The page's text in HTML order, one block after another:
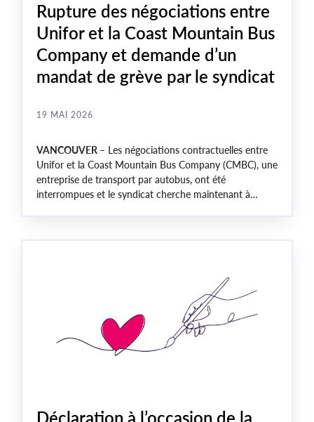
Rupture des négociations entre
Unifor et la Coast Mountain Bus
Company et demande d’un
mandat de grève par le syndicat
19 MAI 2026
VANCOUVER – Les négociations contractuelles entre
Unifor et la Coast Mountain Bus Company (CMBC), une
entreprise de transport par autobus, ont été
interrompues et le syndicat cherche maintenant à
l’employeur a refusé de retirer une série de concessions
Déclaration à l’occasion de la